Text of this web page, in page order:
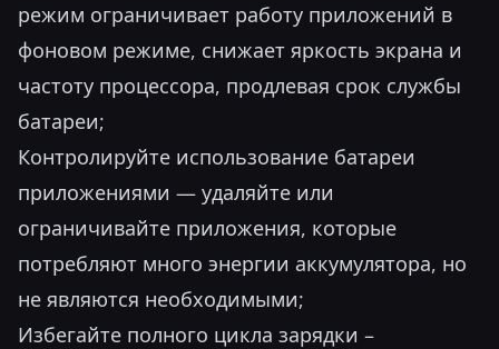
режим ограничивает работу приложений в
фоновом режиме, снижает яркость экрана и
частоту процессора, продлевая срок службы
батареи;
Контролируйте использование батареи
приложениями — удаляйте или
ограничивайте приложения, которые
потребляют много энергии аккумулятора, но
не являются необходимыми;
Избегайте полного цикла зарядки –